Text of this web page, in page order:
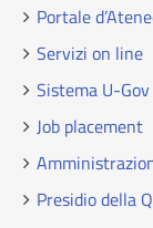
Portale
Servizi on line
Sistema U-Gov
Job placement
Presidio della